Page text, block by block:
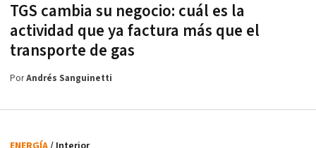
TGS cambia su negocio: cuál es la
actividad que ya factura más que el
transporte de gas
PorAndrés Sanguinetti